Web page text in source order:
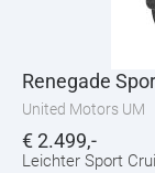
Renegade
United Motors UM
€2.499,-
Leichter Sport